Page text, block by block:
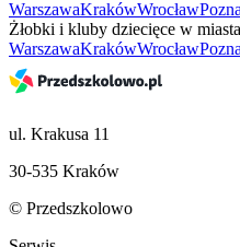
WarszawaKrakówWrocław
Żłobki i kluby dziecięce w
WarszawaKrakówWrocław
ul. Krakusa 11
30-535 Kraków
© Przedszkolowo